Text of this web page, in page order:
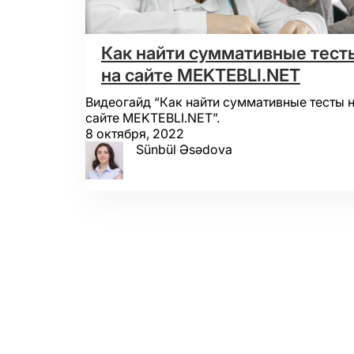
Как найти суммативные
на сайте MEKTEBLI.NET
Видеогайд “Как найти суммативные тесты
сайте MEKTEBLI.NET”.
8 октября, 2022
Sünbül Əsədova